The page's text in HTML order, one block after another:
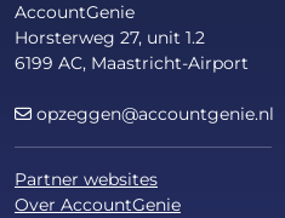
AccountGenie
Horsterweg 27, unit 1.2
6199 AC, Maastricht-Airport
opzeggen@accountgenie.nl
Partner websites
Over AccountGenie